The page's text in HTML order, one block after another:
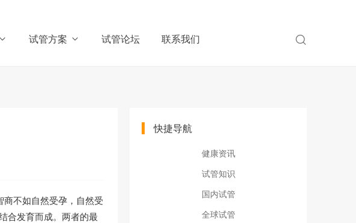
试管方案 试管论坛 联系我们
商不如自然受孕，自然受
合发育而成。两者的最
快捷导航
健康资讯
试管知识
国内试管
全球试管